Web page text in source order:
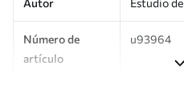
Número de
artículo
u93964